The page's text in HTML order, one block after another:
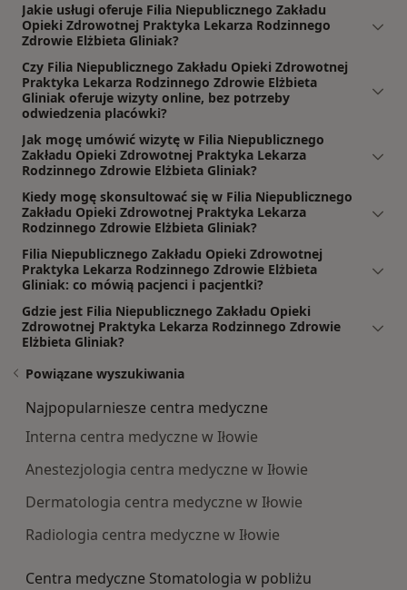
Jakie usługi oferuje Filia Niepublicznego Zakładu
Opieki Zdrowotnej Praktyka Lekarza Rodzinnego
Zdrowie Elżbieta Gliniak?
Czy Filia Niepublicznego Zakładu Opieki Zdrowotnej
Praktyka Lekarza Rodzinnego Zdrowie Elżbieta
Gliniak oferuje wizyty online, bez potrzeby
odwiedzenia placówki?
Jak mogę umówić wizytę w Filia Niepublicznego
Zakładu Opieki Zdrowotnej Praktyka Lekarza
Rodzinnego Zdrowie Elżbieta Gliniak?
Kiedy mogę skonsultować się w Filia Niepublicznego
Zakładu Opieki Zdrowotnej Praktyka Lekarza
Rodzinnego Zdrowie Elżbieta Gliniak?
Filia Niepublicznego Zakładu Opieki Zdrowotnej
Praktyka Lekarza Rodzinnego Zdrowie Elżbieta
Gliniak: co mówią pacjenci i pacjentki?
Gdzie jest Filia Niepublicznego Zakładu Opieki
Zdrowotnej Praktyka Lekarza Rodzinnego Zdrowie
Elżbieta Gliniak?
Powiązane wyszukiwania
Najpopularniesze centra medyczne
Interna centra medyczne w Iłowie
Anestezjologia centra medyczne w Iłowie
Dermatologia centra medyczne w Iłowie
Radiologia centra medyczne w Iłowie
Centra medyczne Stomatologia w pobliżu